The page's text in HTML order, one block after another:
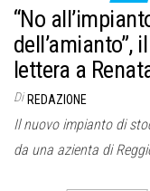
“No
dell’amianto”,
lettera a
Di REDAZIONE
Il nuovo impianto di
da una azienta di